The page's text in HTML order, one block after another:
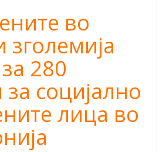
во
зголемија
280
социјално
лица во